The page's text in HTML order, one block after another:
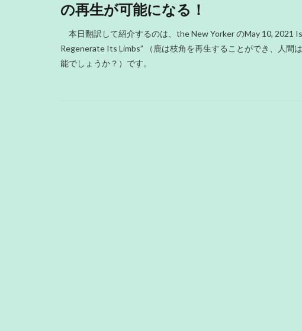
の再生が可能になる！
本日翻訳して紹介するのは、the New Yorker のMay 10, 2021
Regenerate Its Limbs” （鹿は枝角を再生することができ、人間
能でしょうか？）です。